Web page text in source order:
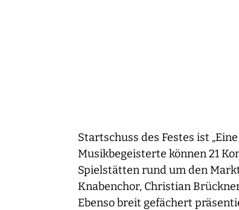
Startschuss des Festes ist
Musikbegeisterte können 21
Spielstätten rund um den
Knabenchor, Christian
Ebenso breit gefächert